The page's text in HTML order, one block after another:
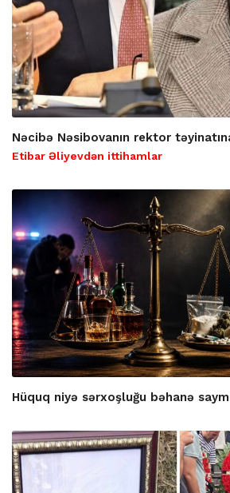
Nəcibə Nəsibovanın rektor
Etibar Əliyevdən ittihamlar
Hüquq niyə sərxoşluğu bəhanə